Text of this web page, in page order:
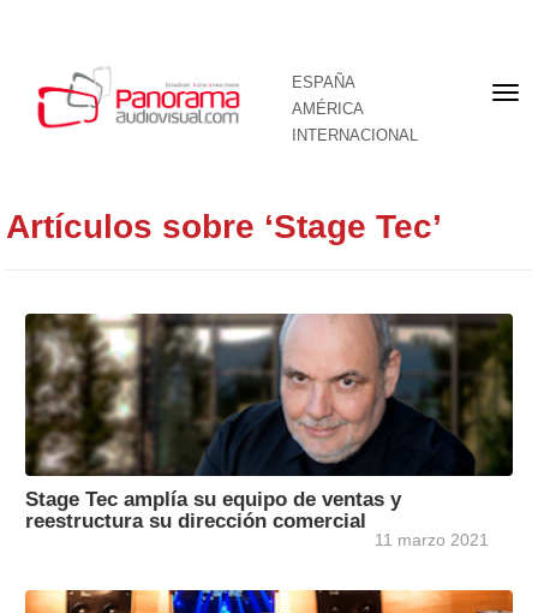
ESPAÑA
AMÉRICA
INTERNACIONAL
Artículos sobre ‘Stage Tec’
Stage Tec amplía su equipo de ventas y
reestructura su dirección comercial
11 marzo 2021